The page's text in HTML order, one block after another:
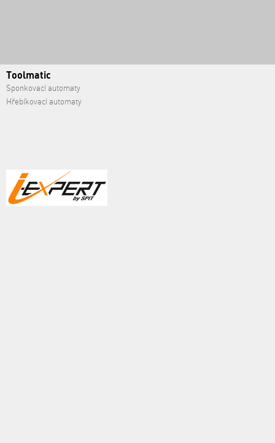
Toolmatic
Sponkovací automaty
Hřebíkovací automaty